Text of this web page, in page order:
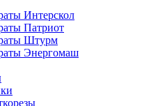
Интерскол
Патриот
Штурм
Энергомаш